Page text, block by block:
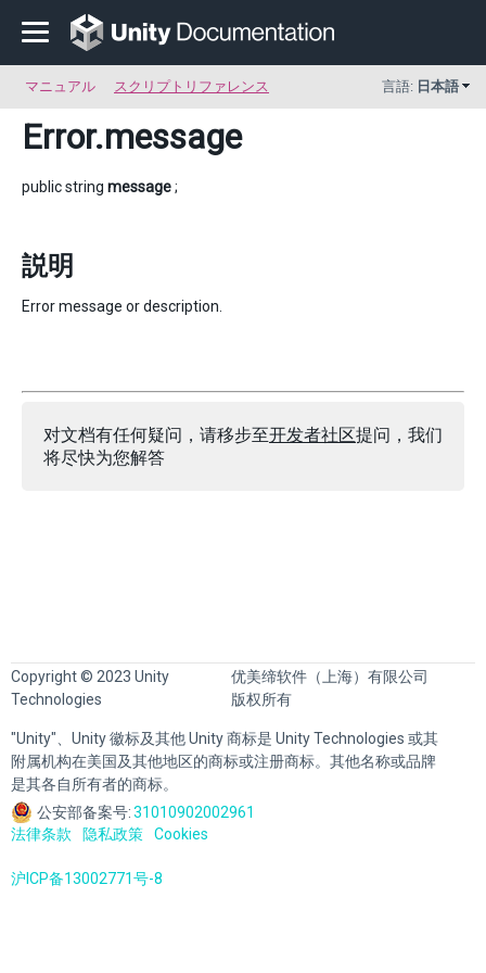
マニュアル スクリプトリファレンス 言語: 日本語
Error.message
public string message;
説明
Error message or description.
对文档有任何疑问，请移步至开发者社区提问，我们
将尽快为您解答
Copyright © 2023 Unity
Technologies
优美缔软件（上海）有限公司
版权所有
"Unity"、Unity 徽标及其他 Unity 商标是 Unity Technologies 或其
附属机构在美国及其他地区的商标或注册商标。其他名称或品牌
是其各自所有者的商标。
公安部备案号:31010902002961
法律条款
隐私政策 Cookies
沪ICP备13002771号-8